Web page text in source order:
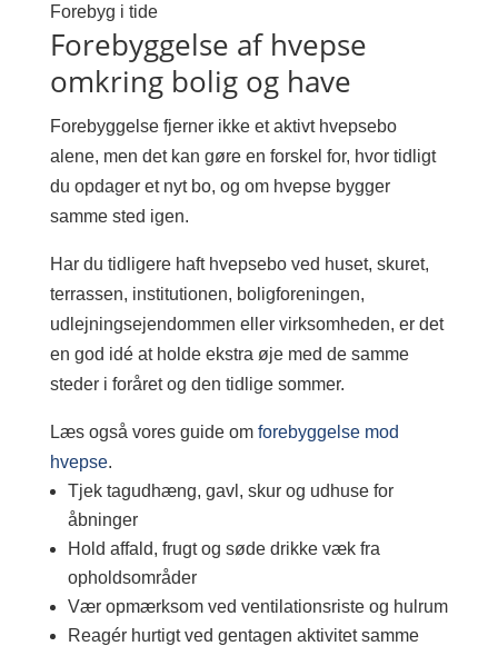
Forebyg i tide
Forebyggelse af hvepse
omkring bolig og have
Forebyggelse fjerner ikke et aktivt hvepsebo
alene, men det kan gøre en forskel for, hvor tidligt
du opdager et nyt bo, og om hvepse bygger
samme sted igen.
Har du tidligere haft hvepsebo ved huset, skuret,
terrassen, institutionen, boligforeningen,
udlejningsejendommen eller virksomheden, er det
en god idé at holde ekstra øje med de samme
steder i foråret og den tidlige sommer.
Læs også vores guide om forebyggelse mod
hvepse.
Tjek tagudhæng, gavl, skur og udhuse for
åbninger
Hold affald, frugt og søde drikke væk fra
opholdsområder
Vær opmærksom ved ventilationsriste og hulrum
Reagér hurtigt ved gentagen aktivitet samme